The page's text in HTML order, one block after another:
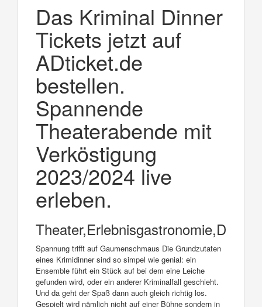
Das Kriminal Dinner
Tickets jetzt auf
ADticket.de
bestellen.
Spannende
Theaterabende mit
Verköstigung
2023/2024 live
erleben.
Spannung trifft auf Gaumenschmaus Die Grundzutaten
eines Krimidinner sind so simpel wie genial: ein
Ensemble führt ein Stück auf bei dem eine Leiche
gefunden wird, oder ein anderer Kriminalfall geschieht.
Und da geht der Spaß dann auch gleich richtig los.
Gespielt wird nämlich nicht auf einer Bühne sondern in